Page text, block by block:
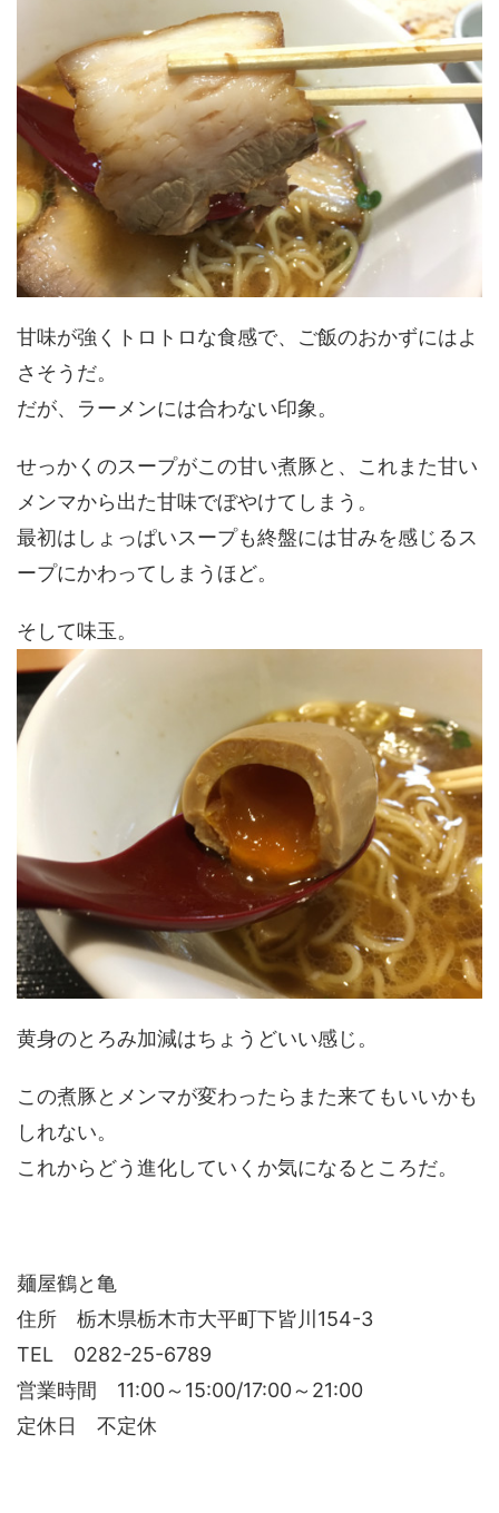
甘味が強くトロトロな食感で、ご飯のおかずにはよ
さそうだ。
だが、ラーメンには合わない印象。
せっかくのスープがこの甘い煮豚と、これまた甘い
メンマから出た甘味でぼやけてしまう。
最初はしょっぱいスープも終盤には甘みを感じるス
ープにかわってしまうほど。
そして味玉。
黄身のとろみ加減はちょうどいい感じ。
この煮豚とメンマが変わったらまた来てもいいかも
しれない。
これからどう進化していくか気になるところだ。
麺屋鶴と亀
住所 栃木県栃木市大平町下皆川154-3
TEL 0282-25-6789
営業時間 11:00～15:00/17:00～21:00
定休日 不定休